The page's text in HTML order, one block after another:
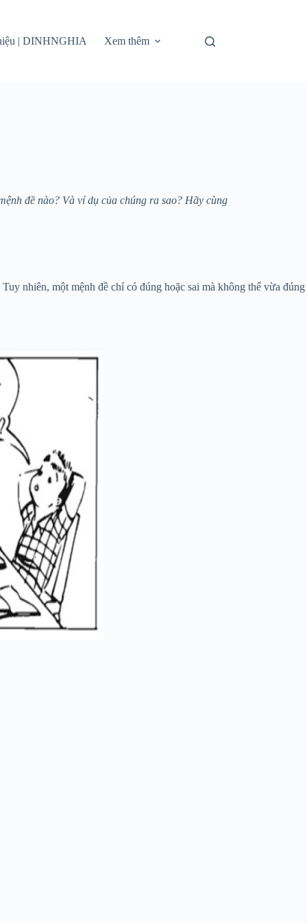
| DINHNGHIA Xem thêm
đề nào? Và ví dụ của chúng ra sao? Hãy cùng
nhiên, một mệnh đề chỉ có đúng hoặc sai mà không thể vừa đúng